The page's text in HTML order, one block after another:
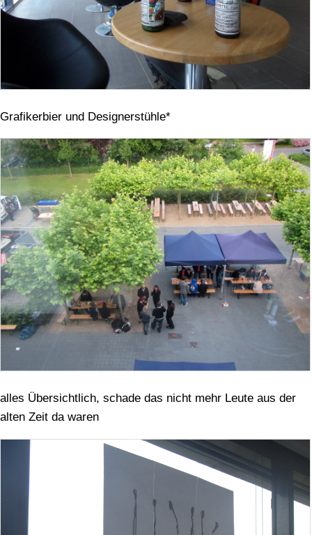
Grafikerbier und Designerstühle*
alles Übersichtlich, schade das nicht mehr Leute aus der
alten Zeit da waren